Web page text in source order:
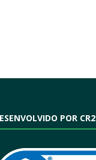
POR CR2